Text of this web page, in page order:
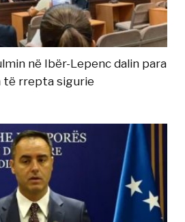
në Ibër-Lepenc dalin para
të rrepta sigurie